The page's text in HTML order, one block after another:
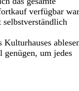
verfügbar
Kulturhauses
genügen, um jedes